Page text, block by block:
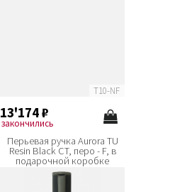
T10-NF
13'174₽
закончились
Перьевая ручка Aurora TU
Resin Black CT, перо - F, в
подарочной коробке